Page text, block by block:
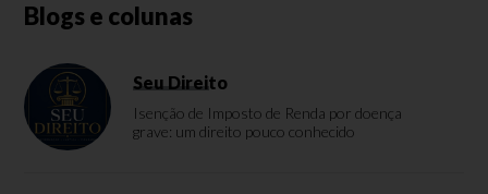
Blogs e colunas
Seu Direito
Isenção de Imposto de Renda por doença
grave: um direito pouco conhecido